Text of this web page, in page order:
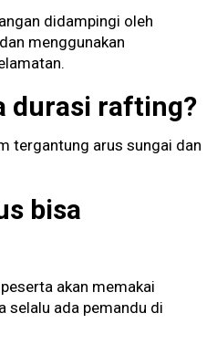
didampingi oleh
menggunakan
durasi rafting?
tergantung arus sungai dan
bisa
akan memakai
selalu ada pemandu di